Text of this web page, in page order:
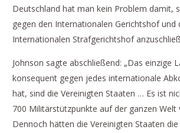
Deutschland hat man kein Problem damit,
gegen den Internationalen Gerichtshof und
Internationalen Strafgerichtshof
Johnson sagte abschließend: „Das einzige
konsequent gegen jedes internationale
hat, sind die Vereinigten Staaten … Es ist
700 Militärstützpunkte auf der ganzen Welt
Dennoch hätten die Vereinigten Staaten